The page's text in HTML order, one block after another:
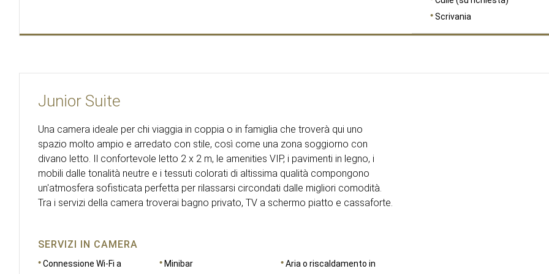
Scrivania
Junior Suite
Una camera ideale per chi viaggia in coppia o in famiglia che troverà qui uno
spazio molto ampio e arredato con stile, così come una zona soggiorno con
divano letto. Il confortevole letto 2 x 2 m, le amenities VIP, i pavimenti in legno, i
mobili dalle tonalità neutre e i tessuti colorati di altissima qualità compongono
un'atmosfera sofisticata perfetta per rilassarsi circondati dalle migliori comodità.
Tra i servizi della camera troverai bagno privato, TV a schermo piatto e cassaforte.
SERVIZI IN CAMERA
Connessione Wi-Fi a
Minibar
Aria o riscaldamento in